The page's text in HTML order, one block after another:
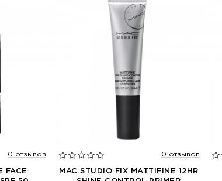
0 отзывов
FACE
0 отзывов
MAC STUDIO FIX MATTIFINE 12HR